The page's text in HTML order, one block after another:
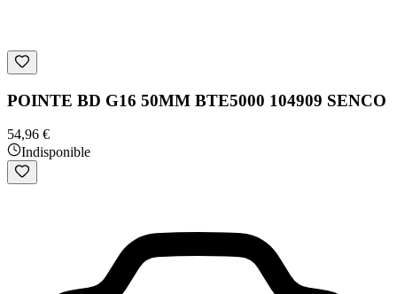
POINTE BD G16 50MM BTE5000 104909 SENCO
54,96 €
Indisponible